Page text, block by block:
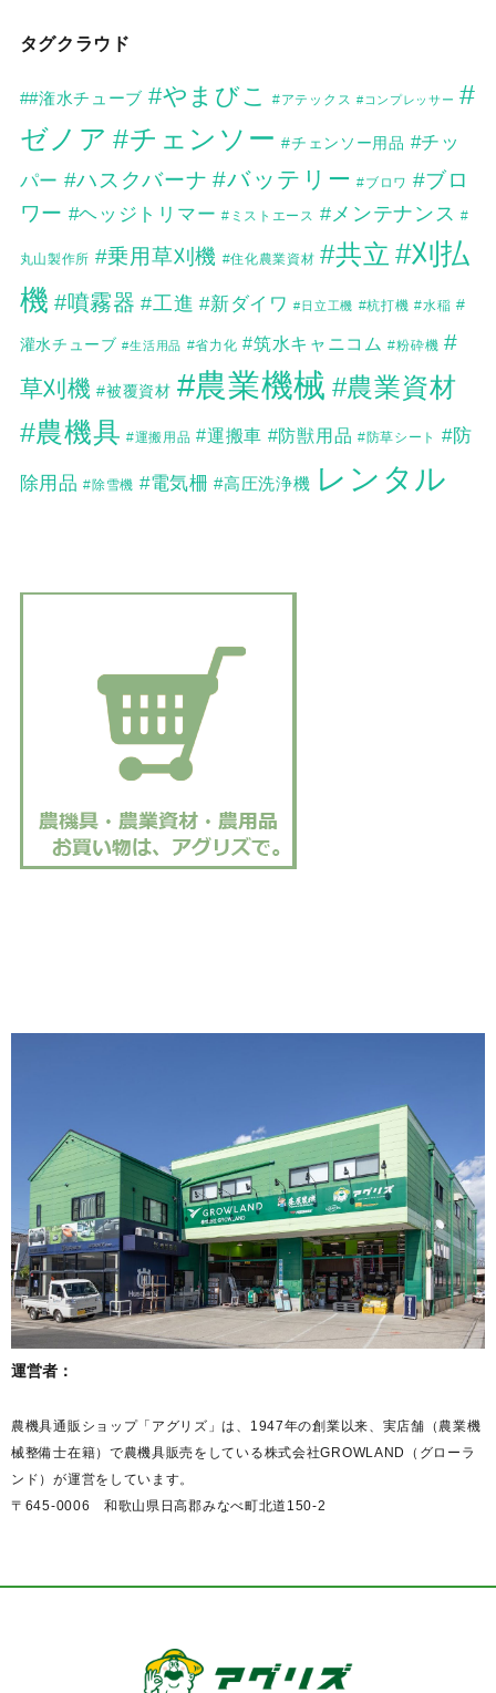
タグクラウド
##潅水チューブ #やまびこ #アテックス #コンプレッサー #
ゼノア #チェンソー #チェンソー用品 #チッ
パー #ハスクバーナ #バッテリー #ブロワ #ブロ
ワー #ヘッジトリマー #ミストエース #メンテナンス #
丸山製作所 #乗用草刈機 #住化農業資材 #共立 #刈払
機 #噴霧器 #工進 #新ダイワ #日立工機 #杭打機 #水稲 #
灌水チューブ #生活用品 #省力化 #筑水キャニコム #粉砕機 #
草刈機 #被覆資材 #農業機械 #農業資材
#農機具 #運搬用品 #運搬車 #防獣用品 #防草シート #防
除用品 #除雪機 #電気柵 #高圧洗浄機 レンタル
運営者：
農機具通販ショップ「アグリズ」は、1947年の創業以来、実店舗（農業機
械整備士在籍）で農機具販売をしている株式会社GROWLAND（グローラ
ンド）が運営をしています。
〒645-0006 和歌山県日高郡みなべ町北道150-2